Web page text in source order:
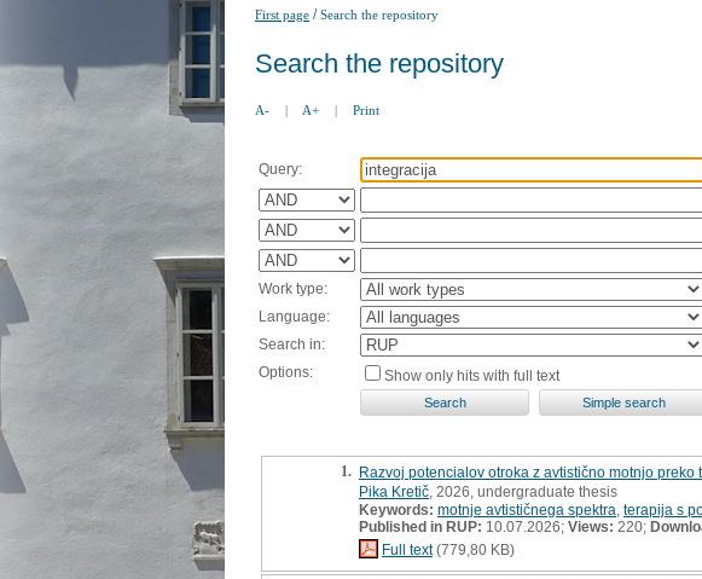
First page /Search the repository
Search the repository
A- | A+ | Print
Query:
Work type:
Language:
Search in:
Options:
Show only hits with full text
1. Razvoj potencialov otroka z avtistično motnjo
Pika Kretič , 2026, undergraduate thesis
Keywords: motnje avtističnega spektra terapija s
Published in RUP: 10.07.2026; Views: 220;
Full text(779,80 KB)